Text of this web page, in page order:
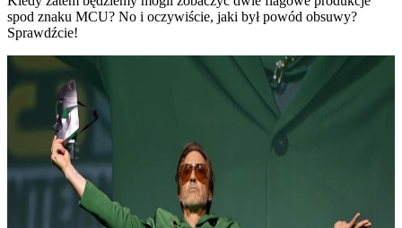
spod znaku MCU? No i oczywiście, jaki był powód obsuwy?
Sprawdźcie!